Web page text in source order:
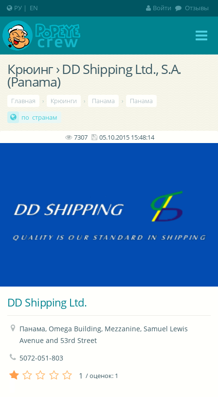
Крюинг › DD Shipping Ltd., S.A.
(Panama)
Главная › Крюинги › Панама ›
Панама
по странам
7307 05.10.2015 15:48:14
DD Shipping Ltd.
Панама, Omega Building, Mezzanine, Samuel Lewis
Avenue and 53rd Street
5072-051-803
1 / оценок: 1
РУ | EN Войти Отзывы